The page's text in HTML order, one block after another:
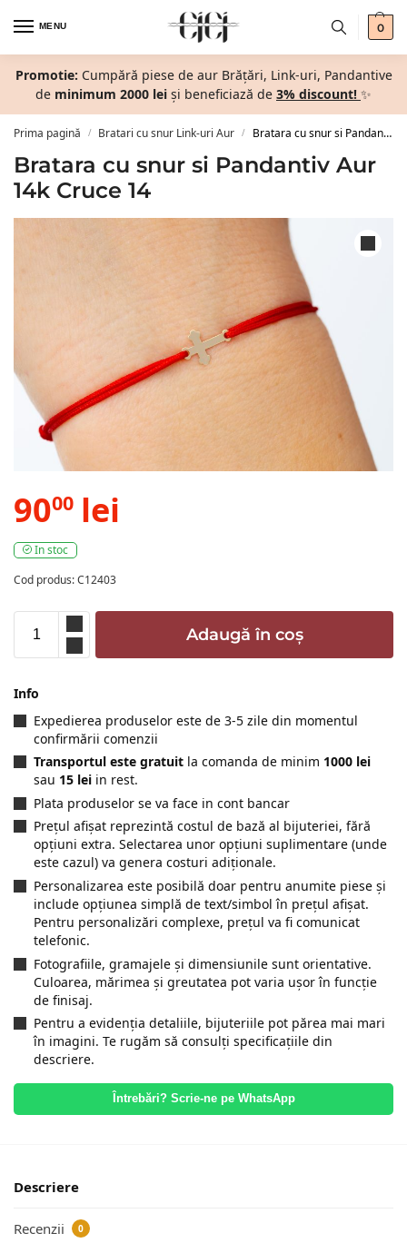
MENU 0
Promotie: Cumpără piese de aur Brățări, Link-uri, Pandantive
de minimum 2000 lei și beneficiază de 3% discount! ✨
Prima pagină / Bratari cu snur Link-uri Aur / Bratara cu snur si Pandantiv Aur 14k Cruce 14
Bratara cu snur si Pandantiv Aur
14k Cruce 14
9000 lei
In stoc
Cod produs: C12403
Adaugă în coș
Info
Expedierea produselor este de 3-5 zile din momentul
confirmării comenzii
Transportul este gratuit la comanda de minim 1000 lei
sau 15 lei in rest.
Plata produselor se va face in cont bancar
Prețul afișat reprezintă costul de bază al bijuteriei, fără
opțiuni extra. Selectarea unor opțiuni suplimentare (unde
este cazul) va genera costuri adiționale.
Personalizarea este posibilă doar pentru anumite piese și
include opțiunea simplă de text/simbol în prețul afișat.
Pentru personalizări complexe, prețul va fi comunicat
telefonic.
Fotografiile, gramajele și dimensiunile sunt orientative.
Culoarea, mărimea și greutatea pot varia ușor în funcție
de finisaj.
Pentru a evidenția detaliile, bijuteriile pot părea mai mari
în imagini. Te rugăm să consulți specificațiile din
descriere.
Întrebări? Scrie-ne pe WhatsApp
Descriere
Recenzii 0